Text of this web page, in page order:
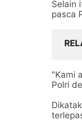
Selain
pasca
"Kami
Polri